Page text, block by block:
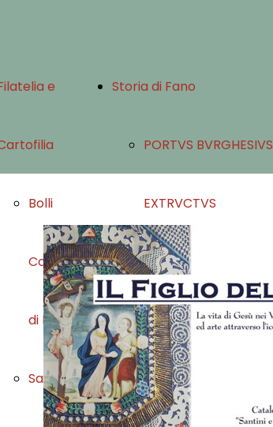
e
Bolli
Comunali
di Fano
Santini
Storia di Fano
PORTVS BVRGHESIVS
EXTRVCTVS
La cattedra
ambulante
due fanesi nella